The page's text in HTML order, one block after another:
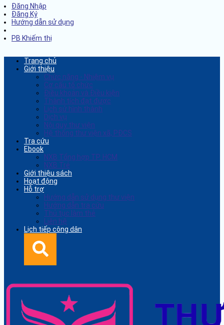
Đăng Nhập
Đăng Ký
Hướng dẫn sử dụng
PB Khiếm thị
Trang chủ
Giới thiệu
Chức năng - Nhiệm vụ
Cơ cấu tổ chức
Điều khoản và Điều kiện
Thành tích đạt được
Lịch sử hình thành
Dịch vụ
Nội quy thư viện
Hệ thống thư viện xã, PĐCS
Tra cứu
Ebook
NXB Tổng hợp TP. HCM
NXB Trẻ
Giới thiệu sách
Hoạt động
Hỗ trợ
Hướng dẫn sử dụng thư viện
Hướng dẫn tra cứu
Thủ tục làm thẻ
Liên hệ
Lịch tiếp công dân